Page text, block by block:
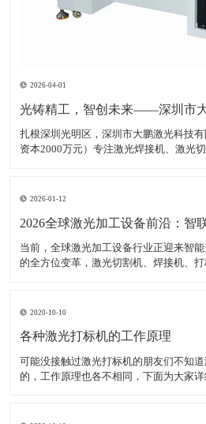
2026-04-01
扎根深圳光明区，深圳市大鹏激光科技
资本2000万元）专注激光焊接机、激光
钣金加工等多领域，精准服务各类制造企
2026-01-12
当前，全球激光加工设备行业正迎来智
的全方位变革，激光切割机、焊接机、打
达380亿美元，年均增长率稳定在7.5%以
2020-10-10
各种激光打标机的工作原理
可能没接触过激光打标机的朋友们不知
的，工作原理也各不相同，下面为大家详
光，将激光能量放大后就形成对材料加工